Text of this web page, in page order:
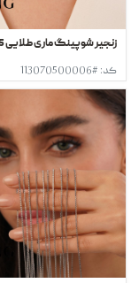
زنجیر شوپینگ ماری طلایی 45 سانت
کد: #113070500006